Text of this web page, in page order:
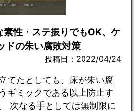
性・ステ振りでもOK、ケ
ドの朱い腐敗対策
投稿日：2022/04/24
てたとしても、床が朱い腐
ギミックである以上防止す
次なる手としては無制限に